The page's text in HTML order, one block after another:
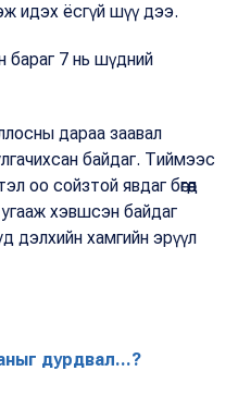
идэх ёсгүй шүү дээ.
бараг 7 нь шүдний
дараа заавал
байдаг. Тиймээс
оо сойзтой явдаг бөгөөд
хэвшсэн байдаг
дэлхийн хамгийн эрүүл
дурдвал...?